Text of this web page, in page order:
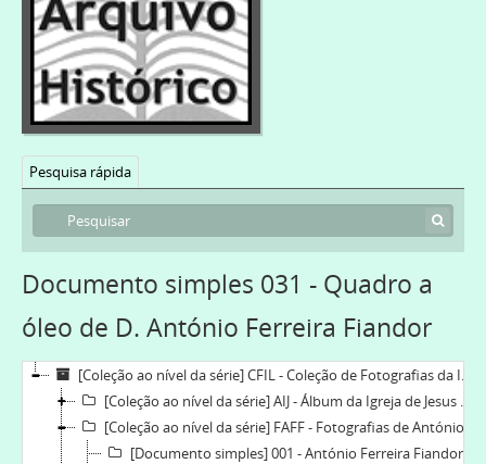
Pesquisa rápida
Documento simples 031 - Quadro a
óleo de D. António Ferreira Fiandor
[Coleção ao nível da série] CFIL - Coleção de Fotografias da Igreja Lusitana, 1835-2019
[Coleção ao nível da série] AIJ - Álbum da Igreja de Jesus de Lisboa, 1921-06-10-1955-06-26
[Coleção ao nível da série] FAFF - Fotografias de António Ferreira Fiandor, 1900-1970
[Documento simples] 001 - António Ferreira Fiandor com 16 anos, 1900